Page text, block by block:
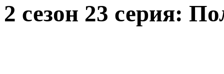
2 сезон 23 серия: